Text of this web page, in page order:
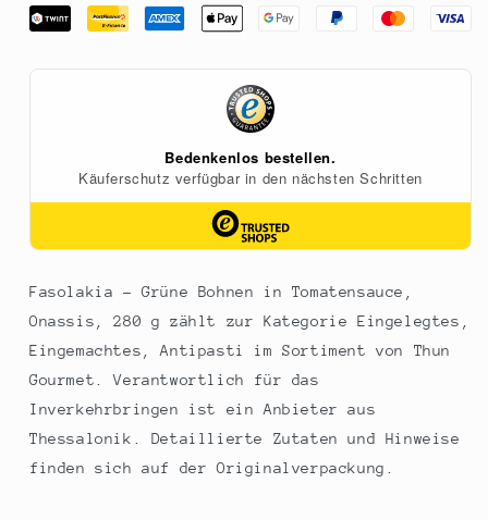
Grüne
Bohnen
Grüne
Bohnen
Tomatensauce,
Onassis,
g
Fasolakia - Grüne Bohnen in Tomatensauce,
Onassis, 280 g zählt zur Kategorie Eingelegtes,
Eingemachtes, Antipasti im Sortiment von Thun
Gourmet. Verantwortlich für das
Inverkehrbringen ist ein Anbieter aus
Thessalonik. Detaillierte Zutaten und Hinweise
finden sich auf der Originalverpackung.